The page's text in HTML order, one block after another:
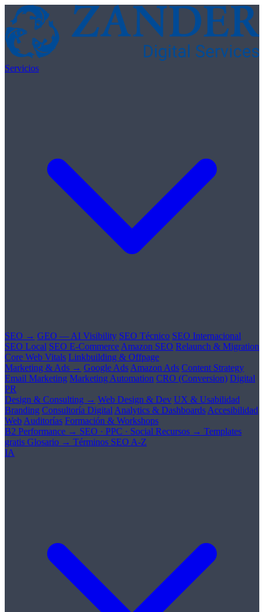
Skip to content
Servicios
SEO → GEO — AI Visibility SEO Técnico SEO Internacional
SEO Local SEO E-Commerce Amazon SEO Relaunch & Migration
Core Web Vitals Linkbuilding & Offpage
Marketing & Ads → Google Ads Amazon Ads Content Strategy
Email Marketing Marketing Automation CRO (Conversion) Digital
PR
Design & Consulting → Web Design & Dev UX & Usabilidad
Branding Consultoría Digital Analytics & Dashboards Accesibilidad
Web Auditorías Formación & Workshops
B2 Performance → SEO · PPC · Social Recursos → Templates
gratis Glosario → Términos SEO A-Z
IA